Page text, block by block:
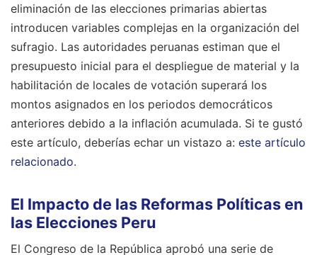
eliminación de las elecciones primarias abiertas
introducen variables complejas en la organización del
sufragio. Las autoridades peruanas estiman que el
presupuesto inicial para el despliegue de material y la
habilitación de locales de votación superará los
montos asignados en los periodos democráticos
anteriores debido a la inflación acumulada. Si te gustó
este artículo, deberías echar un vistazo a: este artículo
relacionado.
El Impacto de las Reformas Políticas en
las Elecciones Peru
El Congreso de la República aprobó una serie de